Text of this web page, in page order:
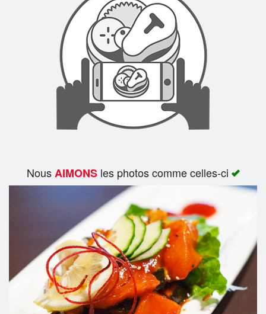
NousAIMONSles photos comme celles-ci